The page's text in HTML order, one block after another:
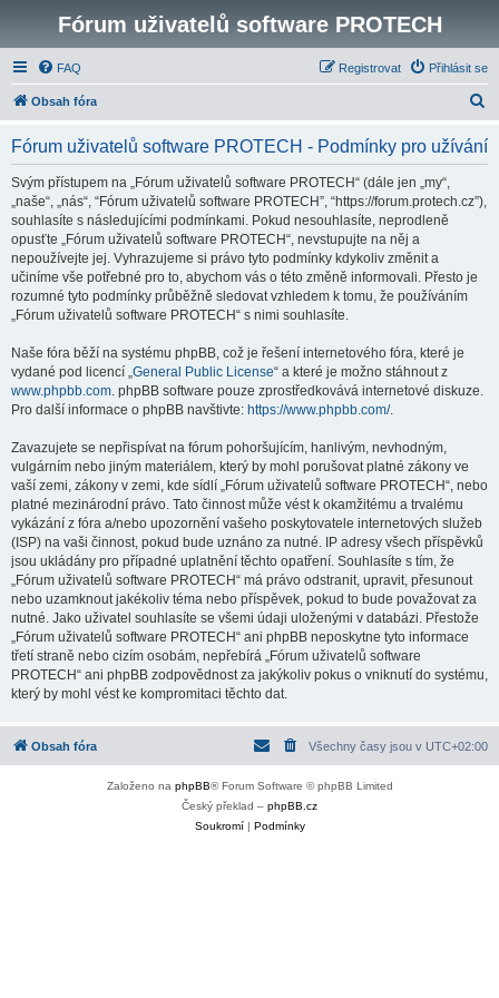
Fórum uživatelů software PROTECH
FAQ Přihlásit se
Registrovat
Obsah fóra
Fórum uživatelů software PROTECH - Podmínky pro užívání
Svým přístupem na „Fórum uživatelů software PROTECH“ (dále jen „my“,
„naše“, „nás“, “Fórum uživatelů software PROTECH”, “https://forum.protech.cz”),
souhlasíte s následujícími podmínkami. Pokud nesouhlasíte, neprodleně
opusťte „Fórum uživatelů software PROTECH“, nevstupujte na něj a
nepoužívejte jej. Vyhrazujeme si právo tyto podmínky kdykoliv změnit a
učiníme vše potřebné pro to, abychom vás o této změně informovali. Přesto je
rozumné tyto podmínky průběžně sledovat vzhledem k tomu, že používáním
„Fórum uživatelů software PROTECH“ s nimi souhlasíte.
Naše fóra běží na systému phpBB, což je řešení internetového fóra, které je
vydané pod licencí „General Public License“ a které je možno stáhnout z
www.phpbb.com. phpBB software pouze zprostředkovává internetové diskuze.
Pro další informace o phpBB navštivte: https://www.phpbb.com/.
Zavazujete se nepřispívat na fórum pohoršujícím, hanlivým, nevhodným,
vulgárním nebo jiným materiálem, který by mohl porušovat platné zákony ve
vaší zemi, zákony v zemi, kde sídlí „Fórum uživatelů software PROTECH“, nebo
platné mezinárodní právo. Tato činnost může vést k okamžitému a trvalému
vykázání z fóra a/nebo upozornění vašeho poskytovatele internetových služeb
(ISP) na vaši činnost, pokud bude uznáno za nutné. IP adresy všech příspěvků
jsou ukládány pro případné uplatnění těchto opatření. Souhlasíte s tím, že
„Fórum uživatelů software PROTECH“ má právo odstranit, upravit, přesunout
nebo uzamknout jakékoliv téma nebo příspěvek, pokud to bude považovat za
nutné. Jako uživatel souhlasíte se všemi údaji uloženými v databázi. Přestože
„Fórum uživatelů software PROTECH“ ani phpBB neposkytne tyto informace
třetí straně nebo cizím osobám, nepřebírá „Fórum uživatelů software
PROTECH“ ani phpBB zodpovědnost za jakýkoliv pokus o vniknutí do systému,
který by mohl vést ke kompromitaci těchto dat.
Obsah fóra Všechny časy jsou v UTC+02:00
Založeno na phpBB® Forum Software © phpBB Limited
Český překlad – phpBB.cz
Soukromí| Podmínky